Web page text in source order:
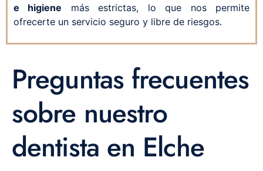
e higiene más estrictas, lo que nos permite
ofrecerte un servicio seguro y libre de riesgos.
Preguntas frecuentes
sobre nuestro
dentista en Elche